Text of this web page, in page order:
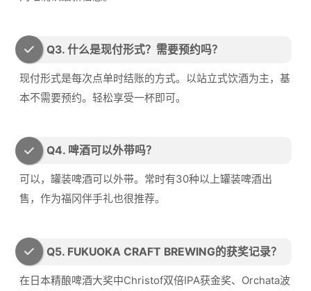
Q3. 什么是现付形式？需要预约吗？
现付形式是每次点单时结账的方式。以站立式饮酒为主，基
本不需要预约。轻松享受一杯即可。
Q4. 啤酒可以外带吗？
可以，罐装啤酒可以外带。常时有30种以上罐装啤酒出
售，作为福冈伴手礼也很推荐。
Q5. FUKUOKA CRAFT BREWING的获奖记录？
在日本精酿啤酒大奖中Christof双倍IPA获金奖、Orchata波